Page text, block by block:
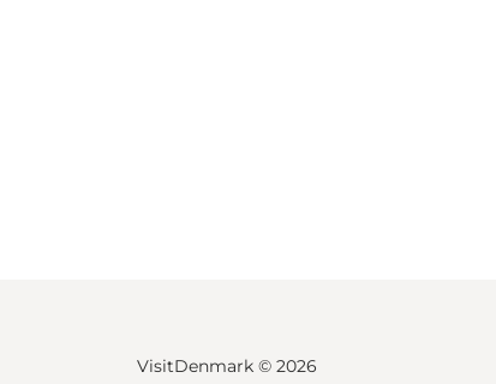
VisitDenmark © 2026